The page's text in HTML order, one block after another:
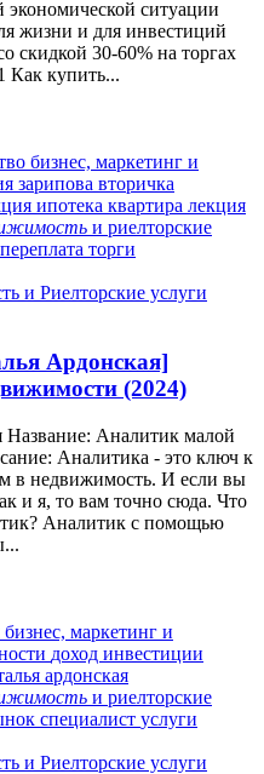
экономической ситуации
жизни и для инвестиций
скидкой 30-60% на торгах
Как купить...
бизнес, маркетинг и
зарипова вторичка
ипотека квартира лекция
и риелторские
переплата торги
и Риелторские услуги
Ардонская]
(2024)
Название: Аналитик малой
Аналитика - это ключ к
в недвижимость. И если вы
и я, то вам точно сюда. Что
Аналитик с помощью
бизнес, маркетинг и
доход инвестиции
ардонская
и риелторские
специалист услуги
и Риелторские услуги